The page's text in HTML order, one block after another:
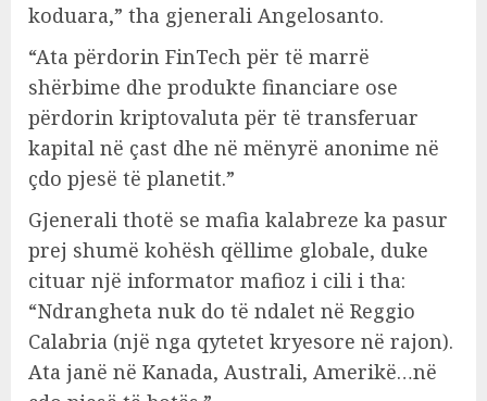
koduara,” tha gjenerali Angelosanto.
“Ata përdorin FinTech për të marrë
shërbime dhe produkte financiare ose
përdorin kriptovaluta për të transferuar
kapital në çast dhe në mënyrë anonime në
çdo pjesë të planetit.”
Gjenerali thotë se mafia kalabreze ka pasur
prej shumë kohësh qëllime globale, duke
cituar një informator mafioz i cili i tha:
“Ndrangheta nuk do të ndalet në Reggio
Calabria (një nga qytetet kryesore në rajon).
Ata janë në Kanada, Australi, Amerikë…në